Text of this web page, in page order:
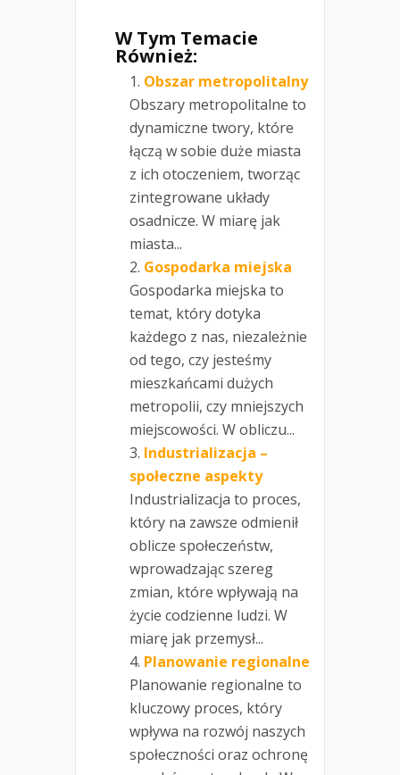
W Tym Temacie
Również:
Obszar metropolitalny
Obszary metropolitalne to
dynamiczne twory, które
łączą w sobie duże miasta
z ich otoczeniem, tworząc
zintegrowane układy
osadnicze. W miarę jak
miasta...
Gospodarka miejska
Gospodarka miejska to
temat, który dotyka
każdego z nas, niezależnie
od tego, czy jesteśmy
mieszkańcami dużych
metropolii, czy mniejszych
miejscowości. W obliczu...
Industrializacja –
społeczne aspekty
Industrializacja to proces,
który na zawsze odmienił
oblicze społeczeństw,
wprowadzając szereg
zmian, które wpływają na
życie codzienne ludzi. W
miarę jak przemysł...
Planowanie regionalne
Planowanie regionalne to
kluczowy proces, który
wpływa na rozwój naszych
społeczności oraz ochronę